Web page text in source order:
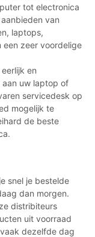
tot electronica
van
laptops,
een zeer voordelige
en
aan uw laptop of
servicedesk op
mogelijk te
de beste
snel je bestelde
dan morgen.
distribiteurs
uit voorraad
dezelfde dag